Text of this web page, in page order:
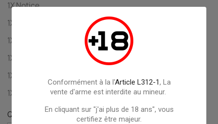
Conformément à la l'Article L312-1, La
vente d'arme est interdite au mineur.
En cliquant sur "j'ai plus de 18 ans", vous
certifiez être majeur.
1X Notice
1X Lunette 4x32
1X Bipied QSB
1X Silencieux K3 NEO
1X Capsules CO2 88g
1X Boîte de 500 plombs 4,5
Quantité